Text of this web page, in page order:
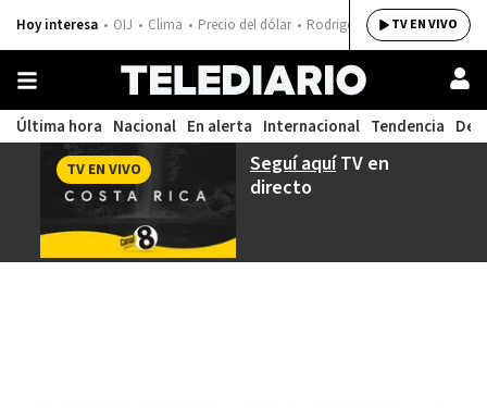
Hoy interesa OIJ Clima Precio del dólar Rodrigo ChavesTV EN VIVO
Última hora Nacional En alerta Internacional Tendencia
Seguí aquíTV en
directo
TV EN VIVO